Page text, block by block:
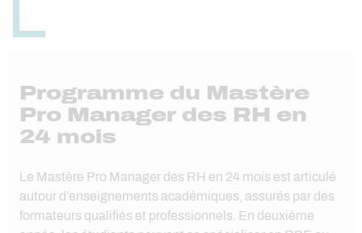
Programme du Mastère
Pro Manager des RH en
24 mois
Le Mastère Pro Manager des RH en 24 mois est articulé
autour d’enseignements académiques, assurés par des
formateurs qualifiés et professionnels. En deuxième